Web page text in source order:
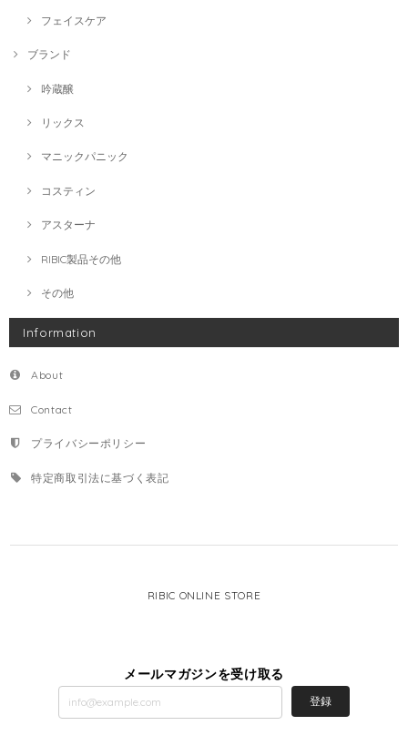
フェイスケア
ブランド
吟蔵醸
リックス
マニックパニック
コスティン
アスターナ
RIBIC製品その他
その他
Information
About
Contact
プライバシーポリシー
特定商取引法に基づく表記
RIBIC ONLINE STORE
メールマガジンを受け取る
登録